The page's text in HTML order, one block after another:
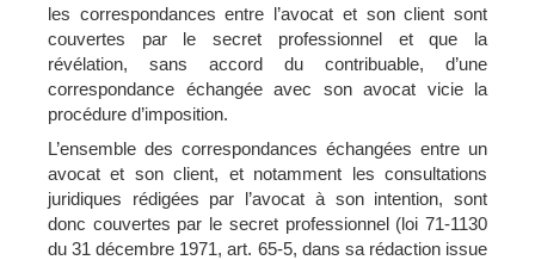
les correspondances entre l’avocat et son client sont
couvertes par le secret professionnel et que la
révélation, sans accord du contribuable, d’une
correspondance échangée avec son avocat vicie la
procédure d’imposition.
L’ensemble des correspondances échangées entre un
avocat et son client, et notamment les consultations
juridiques rédigées par l’avocat à son intention, sont
donc couvertes par le secret professionnel (loi 71-1130
du 31 décembre 1971, art. 65-5, dans sa rédaction issue